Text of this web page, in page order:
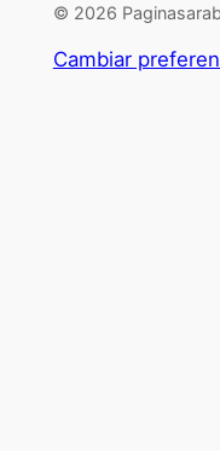
© 2026
Cambiar